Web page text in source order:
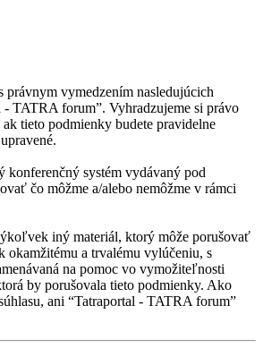
právnym vymedzením nasledujúcich
- TATRA forum”. Vyhradzujeme si právo
tieto podmienky budete pravidelne
konferenčný systém vydávaný pod
čo môžme a/alebo nemôžme v rámci
iný materiál, ktorý môže porušovať
okamžitému a trvalému vylúčeniu, s
na pomoc vo vymožiteľnosti
by porušovala tieto podmienky. Ako
ani “Tatraportal - TATRA forum”